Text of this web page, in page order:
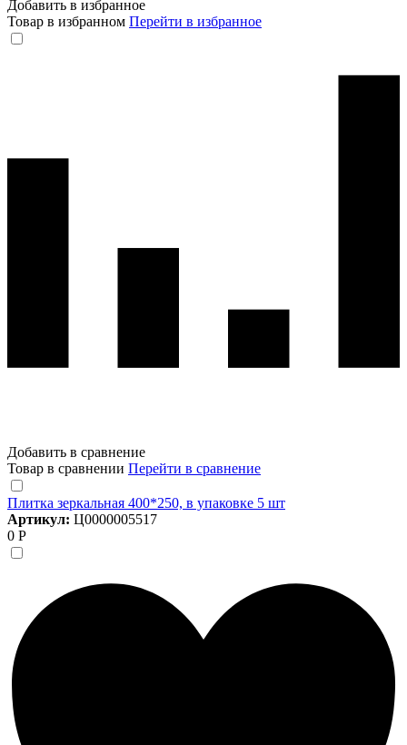
Добавить в избранное
Товар в избранном Перейти в избранное
Добавить в сравнение
Товар в сравнении Перейти в сравнение
Плитка зеркальная 400*250, в упаковке 5 шт
Артикул: Ц0000005517
0 Р